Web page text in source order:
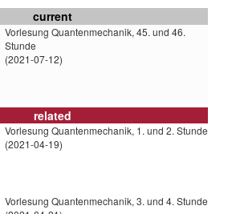
current
Vorlesung Quantenmechanik, 45. und 46.
Stunde
(2021-07-12)
related
Vorlesung Quantenmechanik, 1. und 2. Stunde
(2021-04-19)
Vorlesung Quantenmechanik, 3. und 4. Stunde